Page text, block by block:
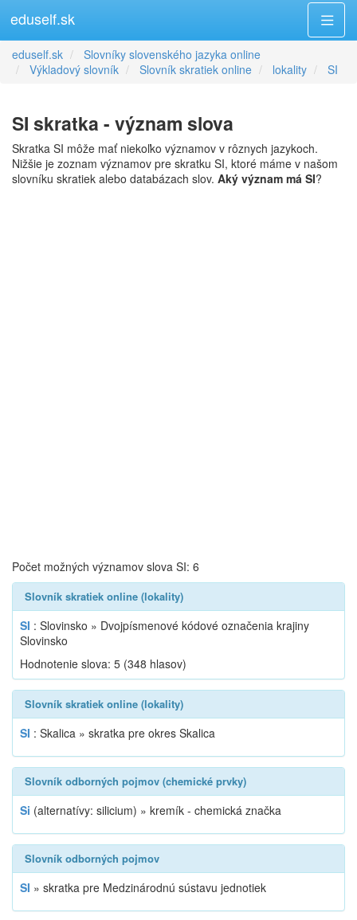
eduself.sk
eduself.sk
Slovníky slovenského jazyka online
Výkladový slovník
Slovník skratiek online lokality SI
SI skratka - význam slova
Skratka SI môže mať niekoľko významov v rôznych jazykoch.
Nižšie je zoznam významov pre skratku SI, ktoré máme v našom
slovníku skratiek alebo databázach slov. Aký význam má SI?
Počet možných významov slova SI: 6
Slovník skratiek online (lokality)
SI : Slovinsko » Dvojpísmenové kódové označenia krajiny
Slovinsko
Hodnotenie slova: 5 (348 hlasov)
Slovník skratiek online (lokality)
SI : Skalica » skratka pre okres Skalica
Slovník odborných pojmov (chemické prvky)
Si (alternatívy: silicium) » kremík - chemická značka
Slovník odborných pojmov
SI » skratka pre Medzinárodnú sústavu jednotiek